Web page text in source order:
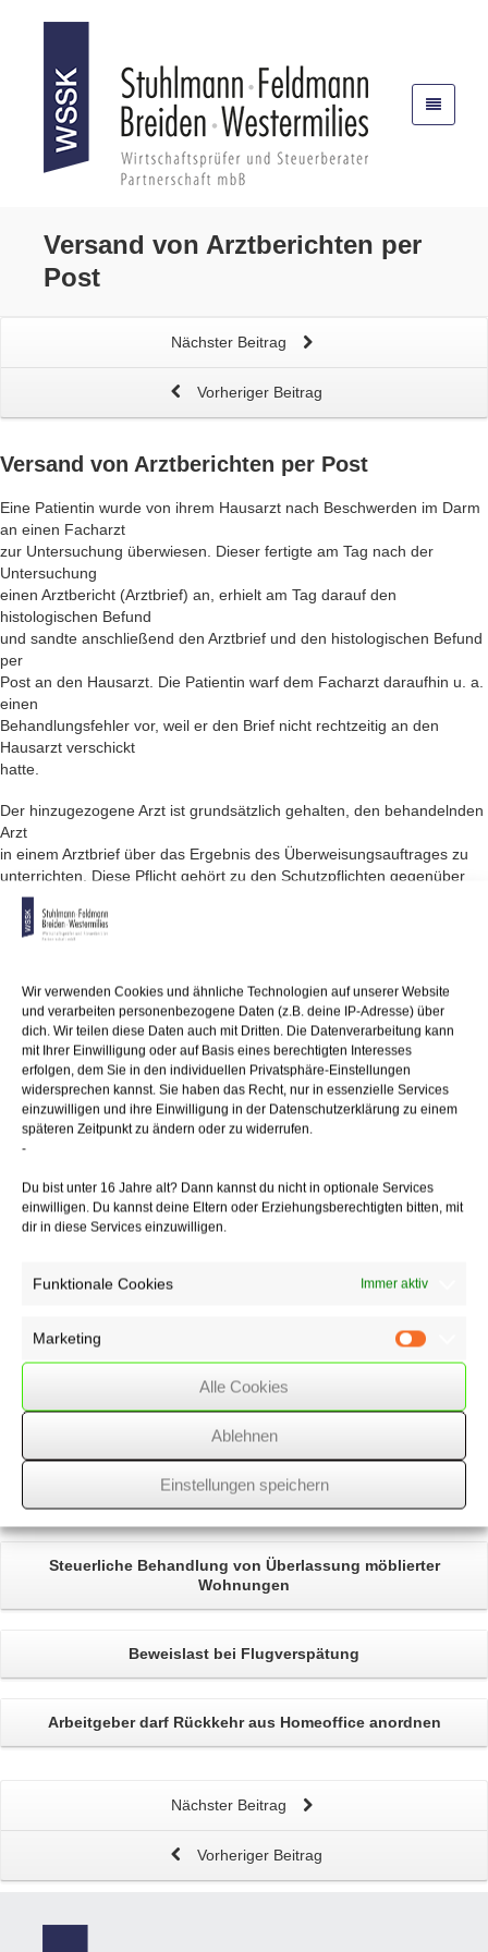
Wir verwenden Cookies und ähnliche Technologien auf unserer Website
und verarbeiten personenbezogene Daten (z.B. deine IP-Adresse) über
dich. Wir teilen diese Daten auch mit Dritten. Die Datenverarbeitung kann
mit Ihrer Einwilligung oder auf Basis eines berechtigten Interesses
erfolgen, dem Sie in den individuellen Privatsphäre-Einstellungen
widersprechen kannst. Sie haben das Recht, nur in essenzielle Services
einzuwilligen und ihre Einwilligung in der Datenschutzerklärung zu einem
späteren Zeitpunkt zu ändern oder zu widerrufen.
-
Du bist unter 16 Jahre alt? Dann kannst du nicht in optionale Services
einwilligen. Du kannst deine Eltern oder Erziehungsberechtigten bitten, mit
dir in diese Services einzuwilligen.
Funktionale Cookies Immer aktiv
Marketing
Alle Cookies
Ablehnen
Einstellungen speichern
Versand von Arztberichten per
Post
Nächster Beitrag
Vorheriger Beitrag
Versand von Arztberichten per Post
Eine Patientin wurde von ihrem Hausarzt nach Beschwerden im Darm
an einen Facharzt
zur Untersuchung überwiesen. Dieser fertigte am Tag nach der
Untersuchung
einen Arztbericht (Arztbrief) an, erhielt am Tag darauf den
histologischen Befund
und sandte anschließend den Arztbrief und den histologischen Befund
per
Post an den Hausarzt. Die Patientin warf dem Facharzt daraufhin u. a.
einen
Behandlungsfehler vor, weil er den Brief nicht rechtzeitig an den
Hausarzt verschickt
hatte.
Der hinzugezogene Arzt ist grundsätzlich gehalten, den behandelnden
Arzt
in einem Arztbrief über das Ergebnis des Überweisungsauftrages zu
unterrichten. Diese Pflicht gehört zu den Schutzpflichten gegenüber
dem Patienten. Im Übrigen gehört sie als Bestandteil der
gegenseitigen
Informationspflicht auch zu den Berufspflichten des Arztes.
Der Arzt war nicht verpflichtet einen anderen Informationsweg als die
postalische
Übersendung (z. B. Telefax) zu wählen oder den Zugang beim
Hausarzt
zu überprüfen. Der Arztbrief ist ein gängiges Mittel zur gebotenen
Aufrechterhaltung des Informationsflusses zwischen den an der
Behandlung beteiligten
Ärzten. Allerdings gilt in dringenden Fällen, dass der Absender
muss, ob die Information beim Empfänger angekommen ist, z. B. bei
hochpathologischen
Befunden oder Befunden, die weitere, zeitkritische
wssk-admin
RelatedPosts
Steuerliche Behandlung von Überlassung möblierter
Wohnungen
Beweislast bei Flugverspätung
Arbeitgeber darf Rückkehr aus Homeofficeanordnen
Nächster Beitrag
Vorheriger Beitrag